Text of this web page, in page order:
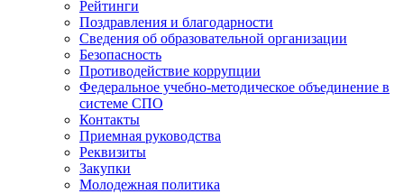
Рейтинги
Поздравления и благодарности
Сведения об образовательной организации
Безопасность
Противодействие коррупции
Федеральное учебно-методическое объединение в
системе СПО
Контакты
Приемная руководства
Реквизиты
Закупки
Молодежная политика